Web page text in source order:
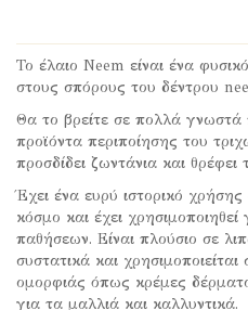
Το έλαιο Neem είναι ένα
στους σπόρους του δέντρου
Θα το βρείτε σε πολλά
προϊόντα περιποίησης του
προσδίδει ζωντάνια και θρέφει
Έχει ένα ευρύ ιστορικό
κόσμο και έχει
παθήσεων. Είναι πλούσιο σε
συστατικά και
ομορφιάς όπως κρέμες
για τα μαλλιά και καλλυντικά.